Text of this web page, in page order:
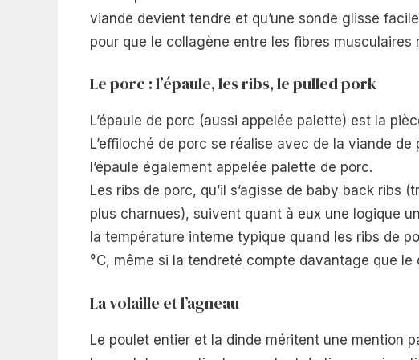
viande devient tendre et qu’une sonde glisse
pour que le collagène entre les fibres musculaires
Le porc : l’épaule, les ribs, le pulled pork
L’épaule de porc (aussi appelée palette) est la
L’effiloché de porc se réalise avec de la viande
l’épaule également appelée palette de porc.
Les ribs de porc, qu’il s’agisse de baby back ribs
plus charnues), suivent quant à eux une logique
la température interne typique quand les ribs de
°C, même si la tendreté compte davantage que le
La volaille et l’agneau
Le poulet entier et la dinde méritent une mention